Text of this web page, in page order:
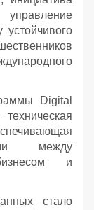
устойчивого
Digital
между
и
стало